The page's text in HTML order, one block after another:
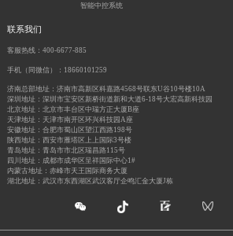
智能中控系统
联系我们
客服热线：400-6677-885
手机（同微信）：18660101259
济南总部地址：济南市高新区科嘉路4568号联东U谷10号楼10A
深圳地址：深圳市宝安区新桥街道新和大道6-18号大宏高新科技园
北京地址：北京市丰台区中瑞方正大厦B座
天津地址：天津市南开区环兴科技园A座
安徽地址：合肥市蜀山区望江西路198号
陕西地址：西安市雁塔区上上国际3号楼
青岛地址：青岛市市北区瑞昌路115号
四川地址：成都市成华区呈祥国际中心1#
内蒙古地址：赤峰市天王国际商务大厦
湖北地址：武汉市东西湖区武汉客厅企鸣汇金大厦J栋